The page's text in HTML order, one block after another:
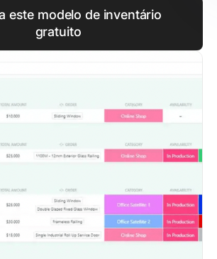
este modelo de inventário
gratuito